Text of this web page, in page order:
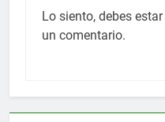
Lo siento, debes estar
un comentario.